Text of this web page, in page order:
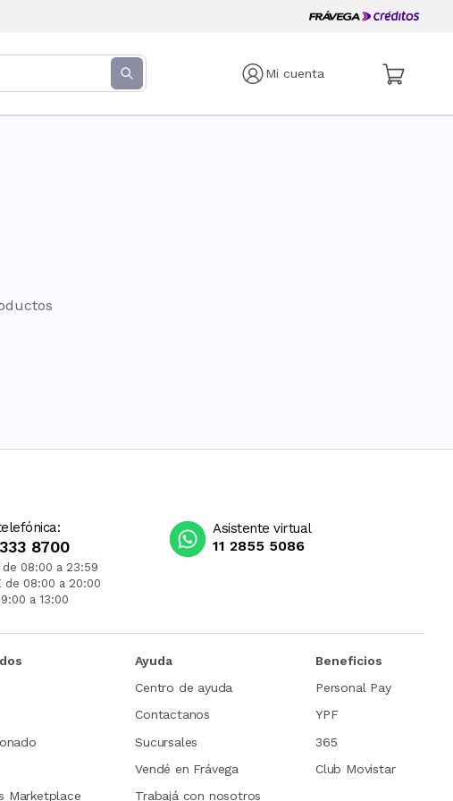
Mi cuenta
8700
de 08:00 a 23:59
de 08:00 a 20:00
a 13:00
Asistente virtual
11 2855 5086
Marketplace
Ayuda
Centro de ayuda
Contactanos
Sucursales
Vendé en Frávega
Trabajá con nosotros
Beneficios
Personal Pay
YPF
365
Club Movistar